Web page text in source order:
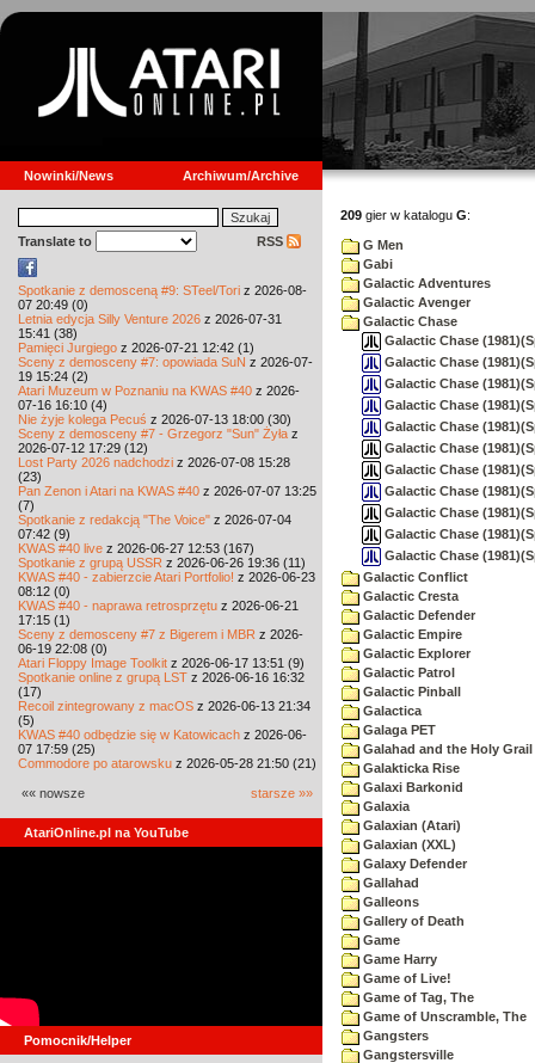
Nowinki/News Archiwum/Archive
Translate to RSS
Spotkanie z demosceną #9: STeel/Tori z 2026-08-
07 20:49 (0)
Letnia edycja Silly Venture 2026 z 2026-07-31
15:41 (38)
Pamięci Jurgiego z 2026-07-21 12:42 (1)
Sceny z demosceny #7: opowiada SuN z 2026-07-
19 15:24 (2)
Atari Muzeum w Poznaniu na KWAS #40 z 2026-
07-16 16:10 (4)
Nie żyje kolega Pecuś z 2026-07-13 18:00 (30)
Sceny z demosceny #7 - Grzegorz "Sun" Żyła z
2026-07-12 17:29 (12)
Lost Party 2026 nadchodzi z 2026-07-08 15:28
(23)
Pan Zenon i Atari na KWAS #40 z 2026-07-07 13:25
(7)
Spotkanie z redakcją "The Voice" z 2026-07-04
07:42 (9)
KWAS #40 live z 2026-06-27 12:53 (167)
Spotkanie z grupą USSR z 2026-06-26 19:36 (11)
KWAS #40 - zabierzcie Atari Portfolio! z 2026-06-23
08:12 (0)
KWAS #40 - naprawa retrosprzętu z 2026-06-21
17:15 (1)
Sceny z demosceny #7 z Bigerem i MBR z 2026-
06-19 22:08 (0)
Atari Floppy Image Toolkit z 2026-06-17 13:51 (9)
Spotkanie online z grupą LST z 2026-06-16 16:32
(17)
Recoil zintegrowany z macOS z 2026-06-13 21:34
(5)
KWAS #40 odbędzie się w Katowicach z 2026-06-
07 17:59 (25)
Commodore po atarowsku z 2026-05-28 21:50 (21)
«« nowsze starsze »»
AtariOnline.pl na YouTube
Pomocnik/Helper
209 gier w katalogu G:
G Men
Gabi
Galactic Adventures
Galactic Avenger
Galactic Chase
Galactic Chase
Galactic Chase
Galactic Chase
Galactic Chase
Galactic Chase
Galactic Chase
Galactic Chase
Galactic Chase
Galactic Chase
Galactic Chase
Galactic Chase
Galactic Conflict
Galactic Cresta
Galactic Defender
Galactic Empire
Galactic Explorer
Galactic Patrol
Galactic Pinball
Galactica
Galaga PET
Galahad and the Holy Grail
Galakticka Rise
Galaxi Barkonid
Galaxia
Galaxian (Atari)
Galaxian (XXL)
Galaxy Defender
Gallahad
Galleons
Gallery of Death
Game
Game Harry
Game of Live!
Game of Tag, The
Game of Unscramble, The
Gangsters
Gangstersville